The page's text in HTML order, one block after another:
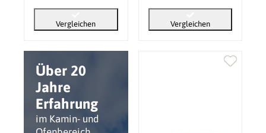
Über 20
Jahre
Erfahrung
im Kamin- und
Vergleichen Vergleichen